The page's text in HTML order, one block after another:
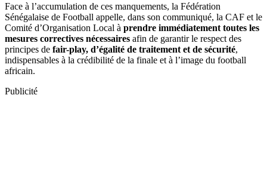
Face à l’accumulation de ces manquements, la Fédération
Sénégalaise de Football appelle, dans son communiqué, la CAF et le
Comité d’Organisation Local à prendre immédiatement toutes les
mesures correctives nécessaires afin de garantir le respect des
principes de fair-play, d’égalité de traitement et de sécurité,
indispensables à la crédibilité de la finale et à l’image du football
africain.
Publicité